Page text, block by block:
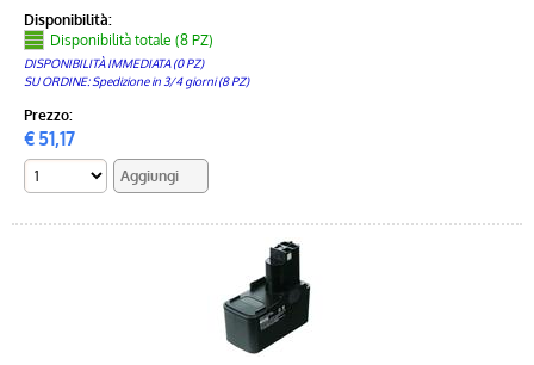
Disponibilità:
Disponibilità totale (8 PZ)
DISPONIBILITÀ IMMEDIATA (0 PZ)
SU ORDINE: Spedizione in 3/4 giorni (8 PZ)
Prezzo:
€51,17